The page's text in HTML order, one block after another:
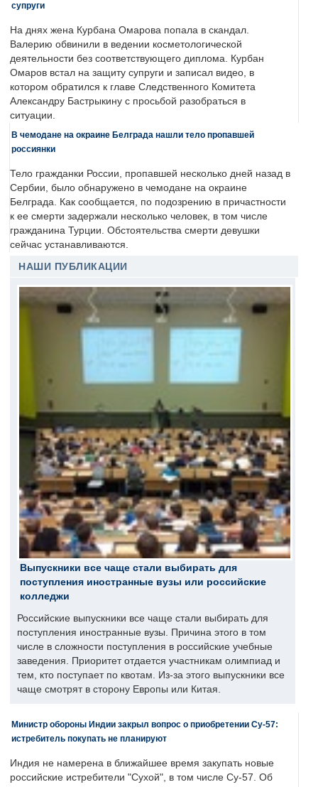
супруги
На днях жена Курбана Омарова попала в скандал.
Валерию обвинили в ведении косметологической
деятельности без соответствующего диплома. Курбан
Омаров встал на защиту супруги и записал видео, в
котором обратился к главе Следственного Комитета
Александру Бастрыкину с просьбой разобраться в
ситуации.
В чемодане на окраине Белграда нашли тело пропавшей
россиянки
Тело гражданки России, пропавшей несколько дней назад в
Сербии, было обнаружено в чемодане на окраине
Белграда. Как сообщается, по подозрению в причастности
к ее смерти задержали несколько человек, в том числе
гражданина Турции. Обстоятельства смерти девушки
сейчас устанавливаются.
НАШИ ПУБЛИКАЦИИ
Выпускники все чаще стали выбирать для
поступления иностранные вузы или российские
колледжи
Российские выпускники все чаще стали выбирать для
поступления иностранные вузы. Причина этого в том
числе в сложности поступления в российские учебные
заведения. Приоритет отдается участникам олимпиад и
тем, кто поступает по квотам. Из-за этого выпускники все
чаще смотрят в сторону Европы или Китая.
Министр обороны Индии закрыл вопрос о приобретении Су-57:
истребитель покупать не планируют
Индия не намерена в ближайшее время закупать новые
российские истребители "Сухой", в том числе Су-57. Об